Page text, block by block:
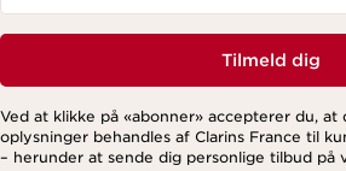
Tilmeld dig
Ved at klikke på «abonner» accepterer du, at
oplysninger behandles af Clarins France til
– herunder at sende dig personlige tilbud på